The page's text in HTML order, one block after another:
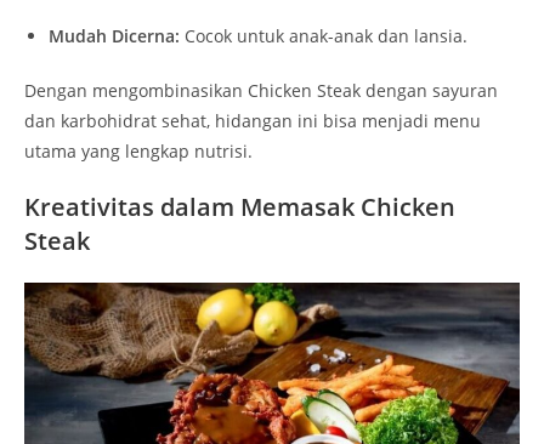
Mudah Dicerna: Cocok untuk anak-anak dan lansia.
Dengan mengombinasikan Chicken Steak dengan sayuran
dan karbohidrat sehat, hidangan ini bisa menjadi menu
utama yang lengkap nutrisi.
Kreativitas dalam Memasak Chicken
Steak